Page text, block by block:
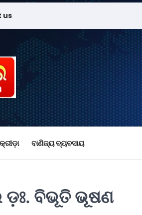
us
କ୍ରୀଡ଼ା ବାଣିଜ୍ୟ ବ୍ୟବସାୟ
ଡ଼ଃ. ବିଭୂତି ଭୂଷଣ